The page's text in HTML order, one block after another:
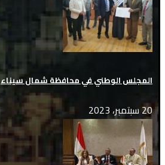
المجلس الوطني في محافظة شمال سيناء
20 سبتمبر، 2023